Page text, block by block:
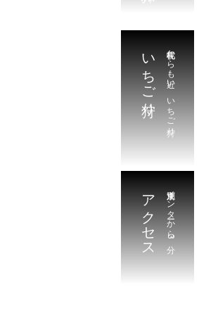
札幌からも近い。いちご狩り
いちご狩り
江別東インターから3分
アクセス